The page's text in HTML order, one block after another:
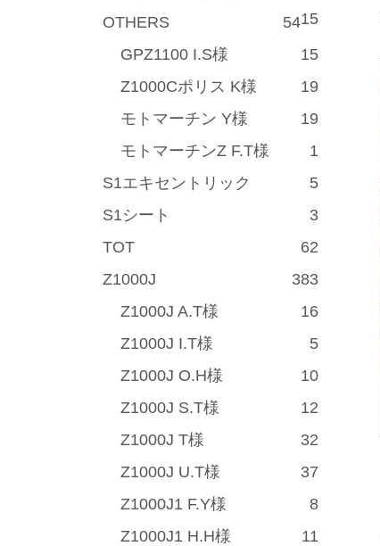
15
OTHERS
54
GPZ1100 I.S様
15
Z1000Cポリス K様
19
モトマーチン Y様
19
モトマーチンZ F.T様
1
S1エキセントリック
5
S1シート
3
TOT
62
Z1000J
383
Z1000J A.T様
16
Z1000J I.T様
5
Z1000J O.H様
10
Z1000J S.T様
12
Z1000J T様
32
Z1000J U.T様
37
Z1000J1 F.Y様
8
Z1000J1 H.H様
11